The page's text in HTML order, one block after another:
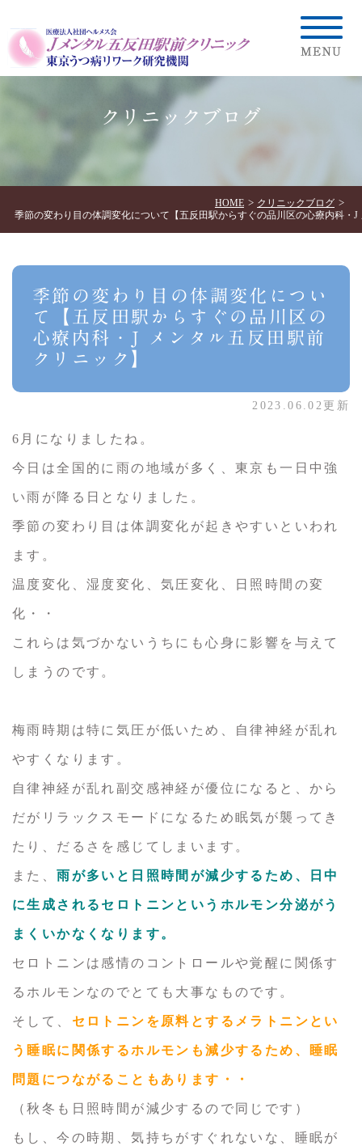
クリニックブログ
HOME
クリニックブログ
季節の変わり目の体調変化について【五反田駅からすぐの品川区の心療内科・
季節の変わり目の体調変化につい
て【五反田駅からすぐの品川区の
心療内科・J メンタル五反田駅前
クリニック】
2023.06.02更新
6月になりましたね。
今日は全国的に雨の地域が多く、東京も一日中強
い雨が降る日となりました。
季節の変わり目は体調変化が起きやすいといわれ
ます。
温度変化、湿度変化、気圧変化、日照時間の変
化・・
これらは気づかないうちにも心身に影響を与えて
しまうのです。
梅雨時期は特に気圧が低いため、自律神経が乱れ
やすくなります。
自律神経が乱れ副交感神経が優位になると、から
だがリラックスモードになるため眠気が襲ってき
たり、だるさを感じてしまいます。
また、雨が多いと日照時間が減少するため、日中
に生成されるセロトニンというホルモン分泌がう
まくいかなくなります。
セロトニンは感情のコントロールや覚醒に関係す
るホルモンなのでとても大事なものです。
そして、 セロトニンを原料とするメラトニンとい
う睡眠に関係するホルモンも減少するため、睡眠
問題につながることもあります・・
（秋冬も日照時間が減少するので同じです）
もし、今の時期、気持ちがすぐれないな、睡眠が